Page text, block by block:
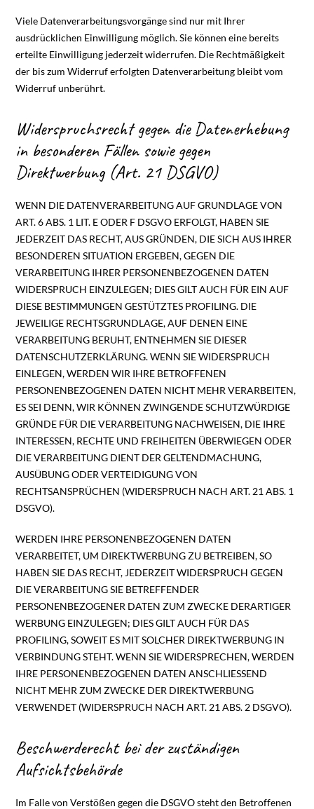
Viele Datenverarbeitungsvorgänge sind nur mit Ihrer
ausdrücklichen Einwilligung möglich. Sie können eine bereits
erteilte Einwilligung jederzeit widerrufen. Die Rechtmäßigkeit
der bis zum Widerruf erfolgten Datenverarbeitung bleibt vom
Widerruf unberührt.
Widerspruchsrecht gegen die Datenerhebung
in besonderen Fällen sowie gegen
Direktwerbung (Art. 21 DSGVO)
WENN DIE DATENVERARBEITUNG AUF GRUNDLAGE VON
ART. 6 ABS. 1 LIT. E ODER F DSGVO ERFOLGT, HABEN SIE
JEDERZEIT DAS RECHT, AUS GRÜNDEN, DIE SICH AUS IHRER
BESONDEREN SITUATION ERGEBEN, GEGEN DIE
VERARBEITUNG IHRER PERSONENBEZOGENEN DATEN
WIDERSPRUCH EINZULEGEN; DIES GILT AUCH FÜR EIN AUF
DIESE BESTIMMUNGEN GESTÜTZTES PROFILING. DIE
JEWEILIGE RECHTSGRUNDLAGE, AUF DENEN EINE
VERARBEITUNG BERUHT, ENTNEHMEN SIE DIESER
DATENSCHUTZERKLÄRUNG. WENN SIE WIDERSPRUCH
EINLEGEN, WERDEN WIR IHRE BETROFFENEN
PERSONENBEZOGENEN DATEN NICHT MEHR VERARBEITEN,
ES SEI DENN, WIR KÖNNEN ZWINGENDE SCHUTZWÜRDIGE
GRÜNDE FÜR DIE VERARBEITUNG NACHWEISEN, DIE IHRE
INTERESSEN, RECHTE UND FREIHEITEN ÜBERWIEGEN ODER
DIE VERARBEITUNG DIENT DER GELTENDMACHUNG,
AUSÜBUNG ODER VERTEIDIGUNG VON
RECHTSANSPRÜCHEN (WIDERSPRUCH NACH ART. 21 ABS. 1
DSGVO).
WERDEN IHRE PERSONENBEZOGENEN DATEN
VERARBEITET, UM DIREKTWERBUNG ZU BETREIBEN, SO
HABEN SIE DAS RECHT, JEDERZEIT WIDERSPRUCH GEGEN
DIE VERARBEITUNG SIE BETREFFENDER
PERSONENBEZOGENER DATEN ZUM ZWECKE DERARTIGER
WERBUNG EINZULEGEN; DIES GILT AUCH FÜR DAS
PROFILING, SOWEIT ES MIT SOLCHER DIREKTWERBUNG IN
VERBINDUNG STEHT. WENN SIE WIDERSPRECHEN, WERDEN
IHRE PERSONENBEZOGENEN DATEN ANSCHLIESSEND
NICHT MEHR ZUM ZWECKE DER DIREKTWERBUNG
VERWENDET (WIDERSPRUCH NACH ART. 21 ABS. 2 DSGVO).
Beschwerde­recht bei der zuständigen
Aufsichts­behörde
Im Falle von Verstößen gegen die DSGVO steht den Betroffenen